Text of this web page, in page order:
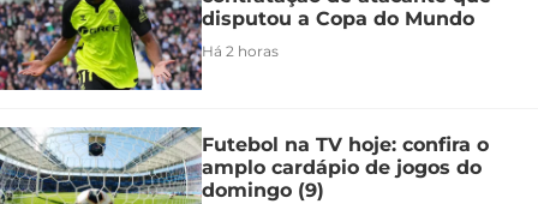
disputou a Copa do Mundo
Há 2 horas
Futebol na TV hoje: confira o
amplo cardápio de jogos do
domingo (9)